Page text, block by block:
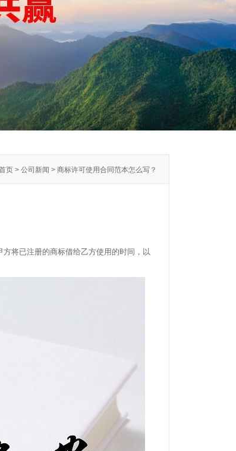
页 > 公司新闻 > 商标许可使用合同范本怎么写？
将已注册的商标借给乙方使用的时间，以